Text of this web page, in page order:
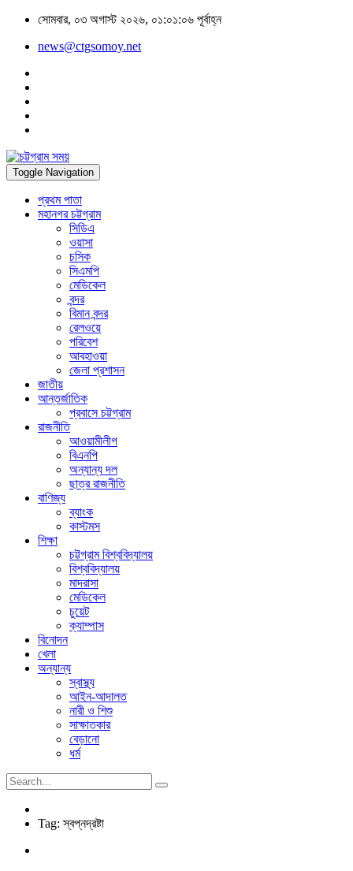
সোমবার, ০৩ অগাস্ট ২০২৬, ০১:০১:০৬ পূর্বাহ্ন
news@ctgsomoy.net
Toggle Navigation
প্রথম পাতা
মহানগর চট্টগ্রাম
সিডিএ
ওয়াসা
চসিক
সিএমপি
মেডিকেল
বন্দর
বিমান বন্দর
রেলওয়ে
পরিবেশ
আবহাওয়া
জেলা প্রশাসন
জাতীয়
আন্তর্জাতিক
প্রবাসে চট্টগ্রাম
রাজনীতি
আওয়ামীলীগ
বিএনপি
অন্যান্য দল
ছাত্র রাজনীতি
বাণিজ্য
ব্যাংক
কাস্টমস
শিক্ষা
চট্টগ্রাম বিশ্ববিদ্যালয়
বিশ্ববিদ্যালয়
মাদরাসা
মেডিকেল
চুয়েট
ক্যাম্পাস
বিনোদন
খেলা
অন্যান্য
স্বাস্থ্য
আইন-আদালত
নারী ও শিশু
সাক্ষাতকার
বেড়ানো
ধর্ম
Tag:স্বপ্নদ্রষ্টা